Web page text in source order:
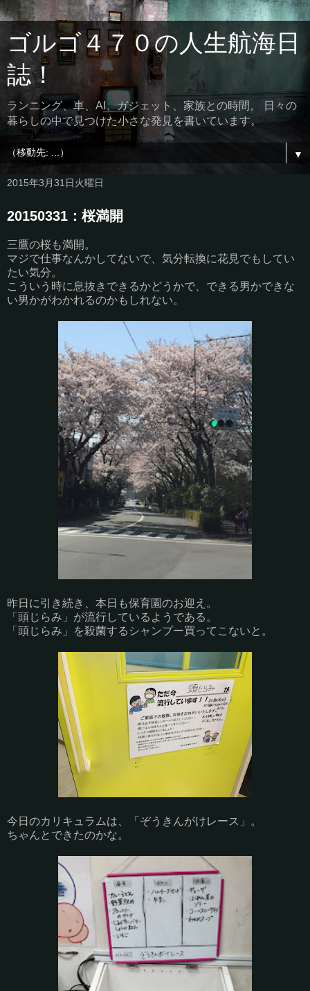
ゴルゴ４７０の人生航海日
誌！
ランニング、車、AI、ガジェット、家族との時間。 日々の
暮らしの中で見つけた小さな発見を書いています。
▼
2015年3月31日火曜日
20150331：桜満開
三鷹の桜も満開。
マジで仕事なんかしてないで、気分転換に花見でもしてい
たい気分。
こういう時に息抜きできるかどうかで、できる男かできな
い男かがわかれるのかもしれない。
昨日に引き続き、本日も保育園のお迎え。
「頭じらみ」が流行しているようである。
「頭じらみ」を殺菌するシャンプー買ってこないと。
今日のカリキュラムは、「ぞうきんがけレース」。
ちゃんとできたのかな。